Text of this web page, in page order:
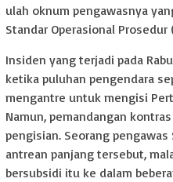
ulah oknum pengawasnya
Standar Operasional Prosedur
Insiden yang terjadi pada
ketika puluhan pengendara
mengantre untuk mengisi
Namun, pemandangan
pengisian. Seorang pengawas
antrean panjang tersebut,
bersubsidi itu ke dalam